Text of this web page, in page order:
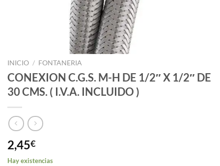
INICIO / FONTANERIA
CONEXION C.G.S. M-H DE 1/2″ X 1/2″ DE
30 CMS. ( I.V.A. INCLUIDO )
2,45€
Hay existencias